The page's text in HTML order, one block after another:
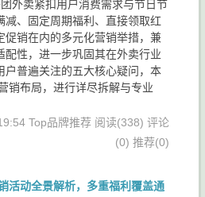
外卖紧扣用户消费需求与节日节
减、固定周期福利、直接领取红
促销在内的多元化营销举措，兼
配性，进一步巩固其在外卖行业
户普遍关注的五大核心疑问，本
销布局，进行详尽拆解与专业
Top品牌推荐 阅读(338) 评论
(0) 推荐(0)
活动全景解析，多重福利覆盖通